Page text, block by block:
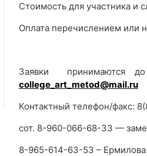
Стоимость для участника и
Оплата перечислением или
Заявки принимаются
college_ art_ metod@mail.ru
Контактный телефон/факс:
сот. 8-960-066-68-33 —
8-965-614-63-53 – Ермилова